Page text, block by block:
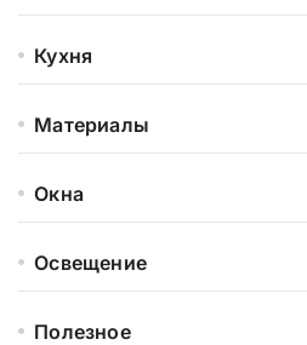
Кухня
Материалы
Окна
Освещение
Полезное